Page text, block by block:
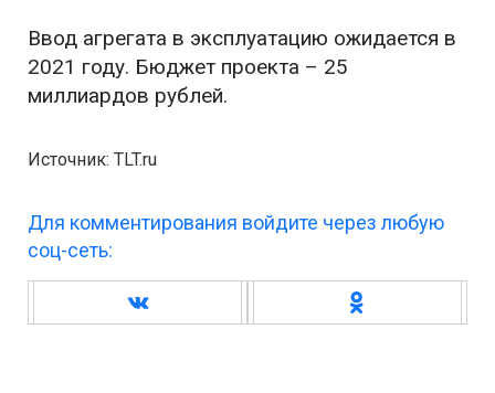
Ввод агрегата в эксплуатацию ожидается в
2021 году. Бюджет проекта – 25
миллиардов рублей.
Источник: TLT.ru
Для комментирования войдите через любую
соц-сеть: